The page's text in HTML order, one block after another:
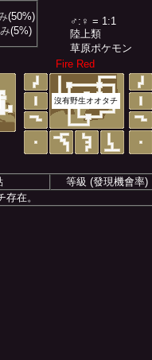
(50%)
(5%)
♂:♀ = 1:1
陸上類
草原ポケモン
Fire Red
沒有野生オオタチ
等級 (發現機會率)
在。